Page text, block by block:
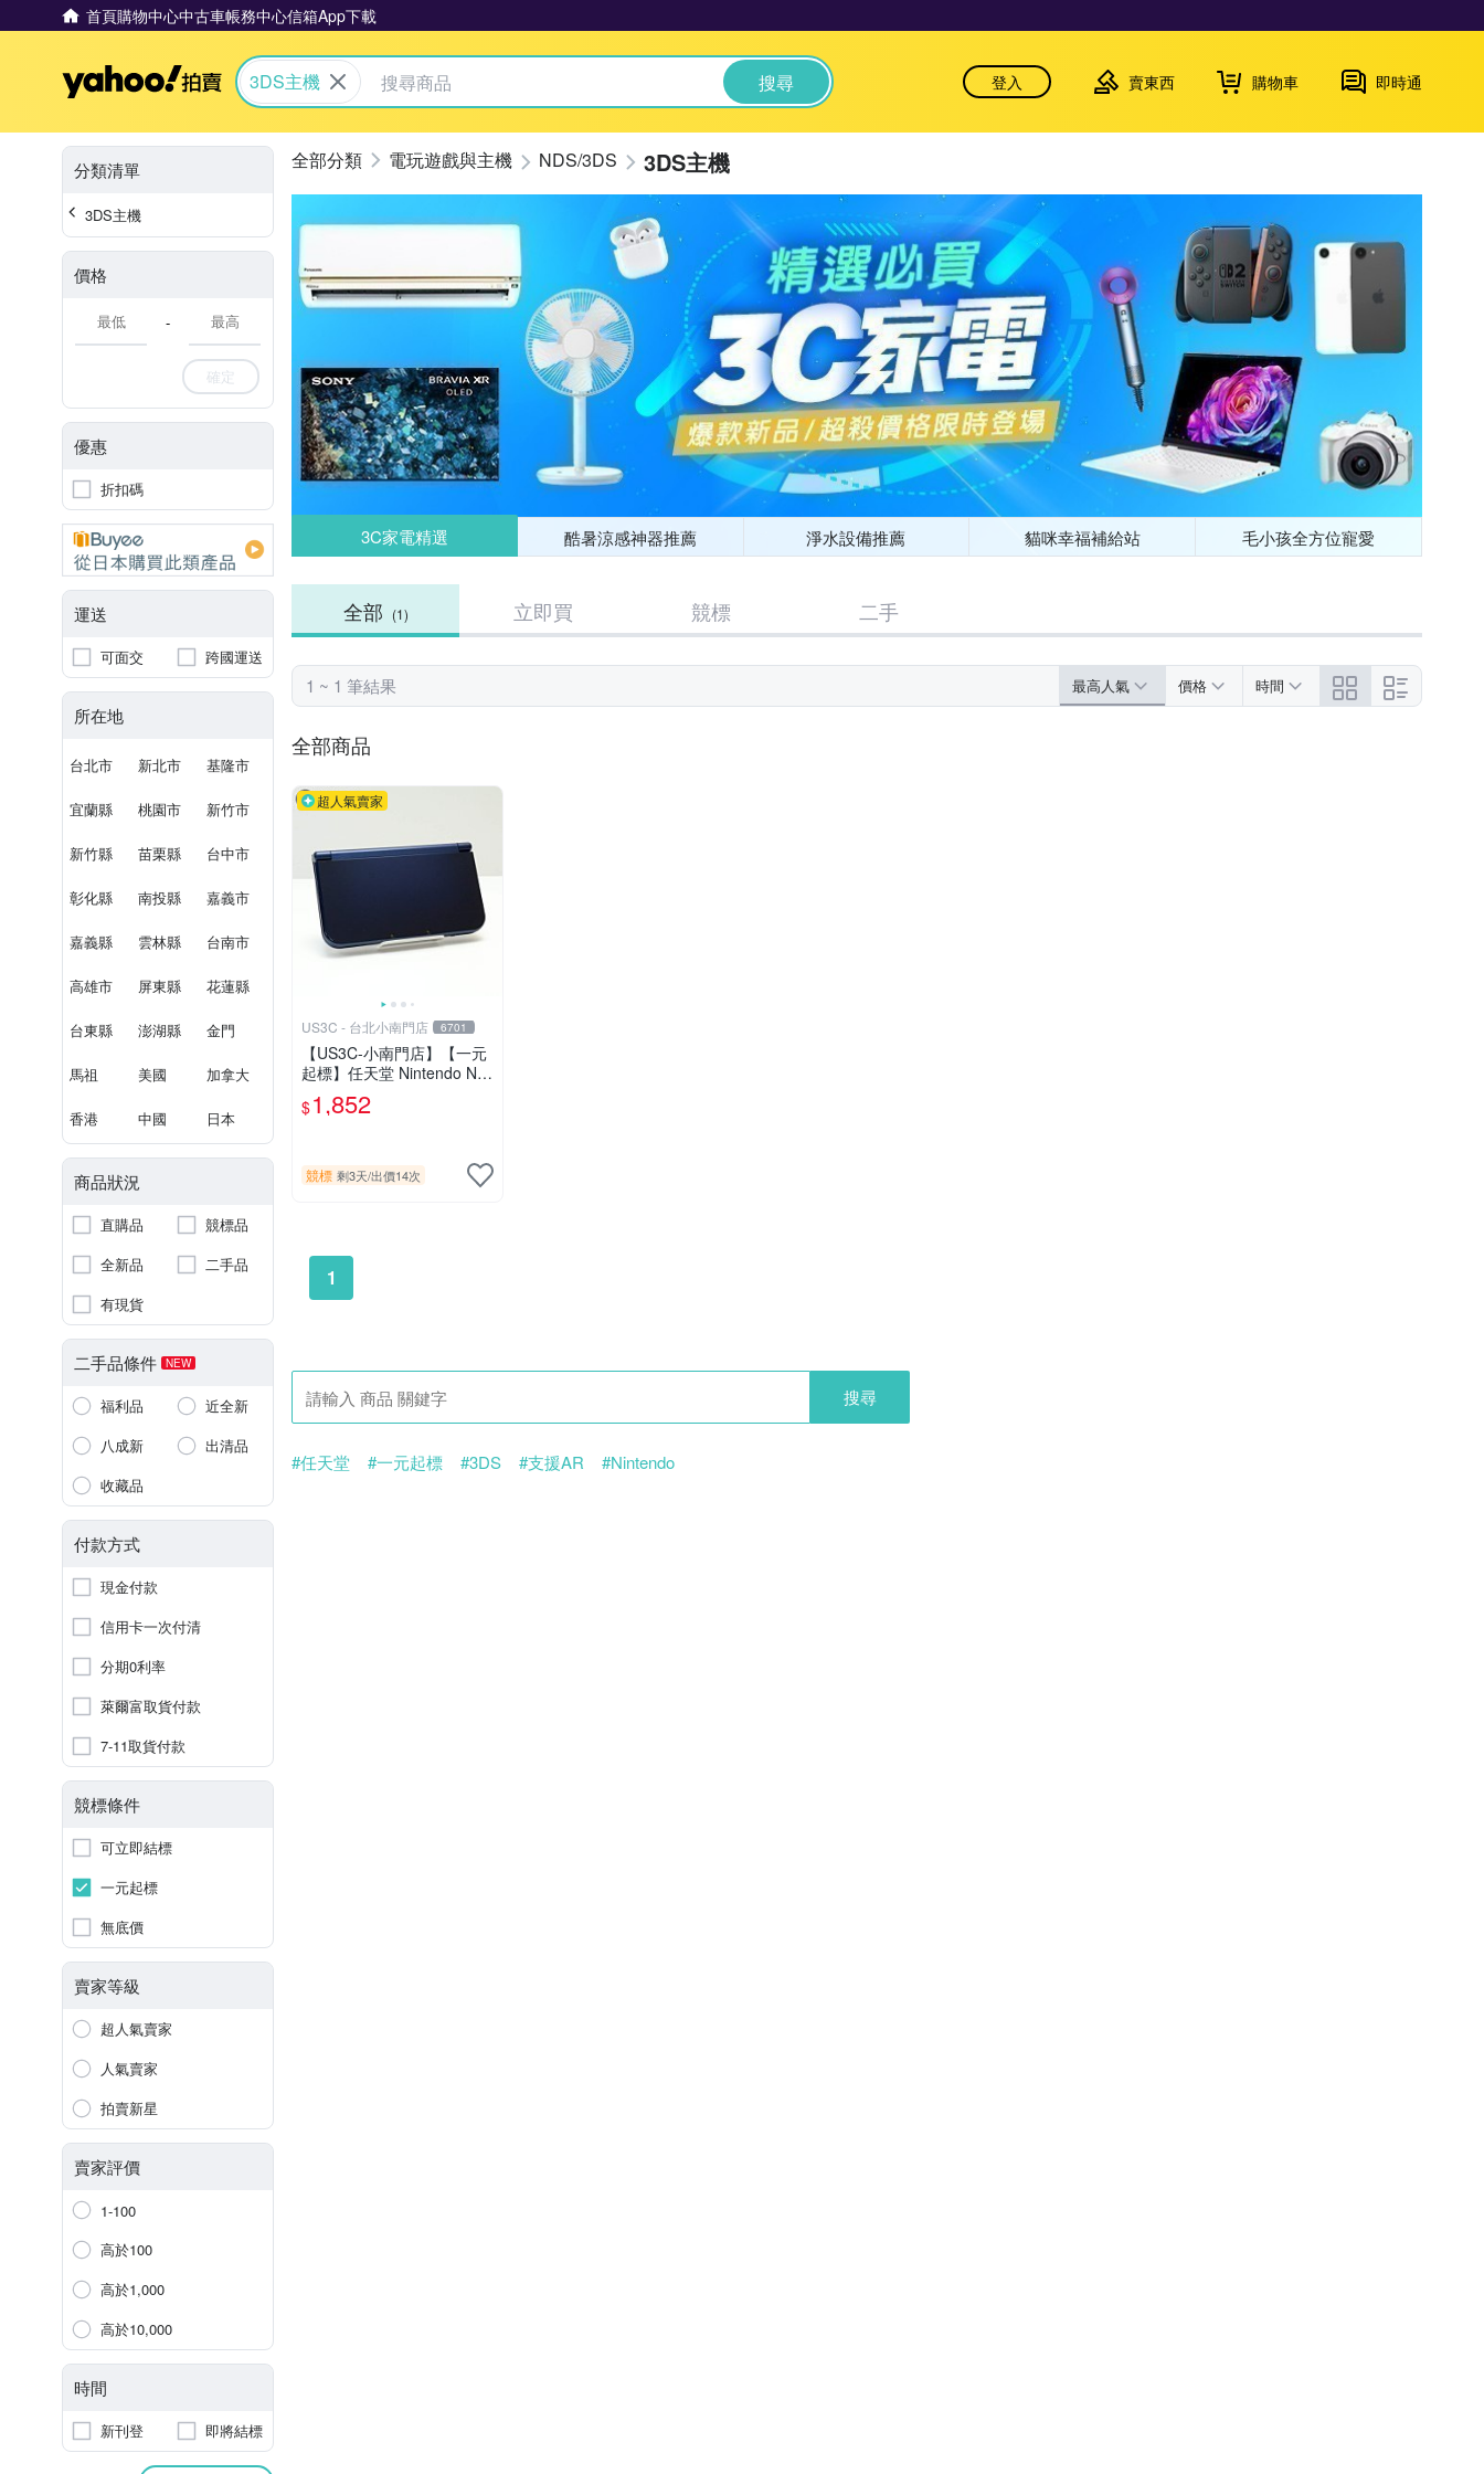
首頁購物中心中古車帳務中心信箱App下載
Yahoo拍賣
3DS主機 搜尋 登入 賣東西 購物車 即時通
分類清單
3DS主機
價格
-
確定
優惠
折扣碼
運送
可面交 跨國運送
所在地
台北市 新北市 基隆市
宜蘭縣 桃園市 新竹市
新竹縣 苗栗縣 台中市
彰化縣 南投縣 嘉義市
嘉義縣 雲林縣 台南市
高雄市 屏東縣 花蓮縣
台東縣 澎湖縣 金門
馬祖 美國 加拿大
香港 中國 日本
商品狀況
直購品
競標品
全新品
二手品
有現貨
二手品條件 NEW
福利品
近全新
八成新
出清品
收藏品
付款方式
現金付款
信用卡一次付清
分期0利率
萊爾富取貨付款
7-11取貨付款
競標條件
可立即結標
一元起標
無底價
賣家等級
超人氣賣家
人氣賣家
拍賣新星
賣家評價
1-100
高於100
高於1,000
高於10,000
時間
新刊登 即將結標
電玩遊戲與主機 NDS/3DS 3DS主機
3C家電精選 酷暑涼感神器推薦 淨水設備推薦 貓咪幸福補給站 毛小孩全方位寵愛
全部 (1) 立即買 競標 二手
1 ~ 1 筆結果 最高人氣 價格 時間
全部商品
超人氣賣家
US3C - 台北小南門店 6701
【US3C-小南門店】【一元
起標】任天堂 Nintendo NE
W 3DS LL RED-001 藍 裸
眼3D顯示 C搖桿 二手掌上
$1,852
競標 剩3天/出價14次
1
搜尋
#任天堂 #一元起標 #3DS #支援AR #Nintendo